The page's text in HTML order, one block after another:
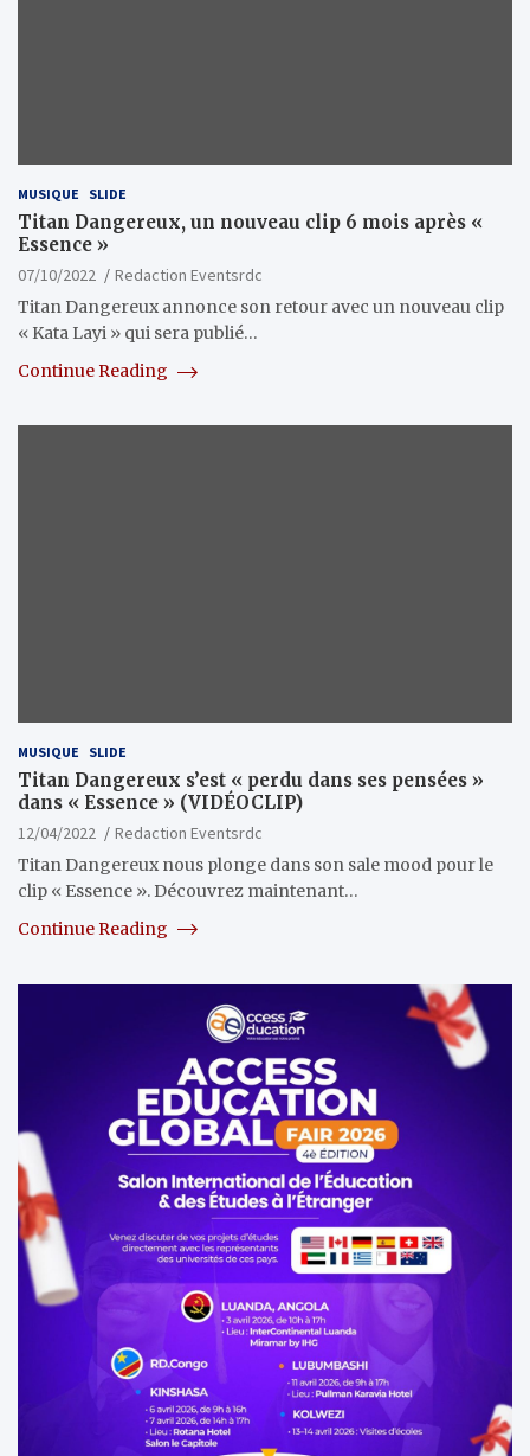
MUSIQUE SLIDE
Titan Dangereux, un nouveau clip 6 mois après «
Essence »
07/10/2022
Redaction Eventsrdc
Titan Dangereux annonce son retour avec un nouveau clip
« Kata Layi » qui sera publié…
Continue Reading
MUSIQUE SLIDE
Titan Dangereux s’est « perdu dans ses pensées »
dans « Essence » (VIDÉOCLIP)
12/04/2022
Redaction Eventsrdc
Titan Dangereux nous plonge dans son sale mood pour le
clip « Essence ». Découvrez maintenant…
Continue Reading